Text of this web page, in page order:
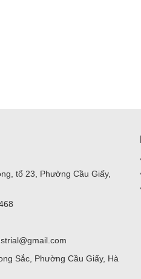
tổ 23, Phường Cầu Giấy,
Sắc, Phường Cầu Giấy, Hà